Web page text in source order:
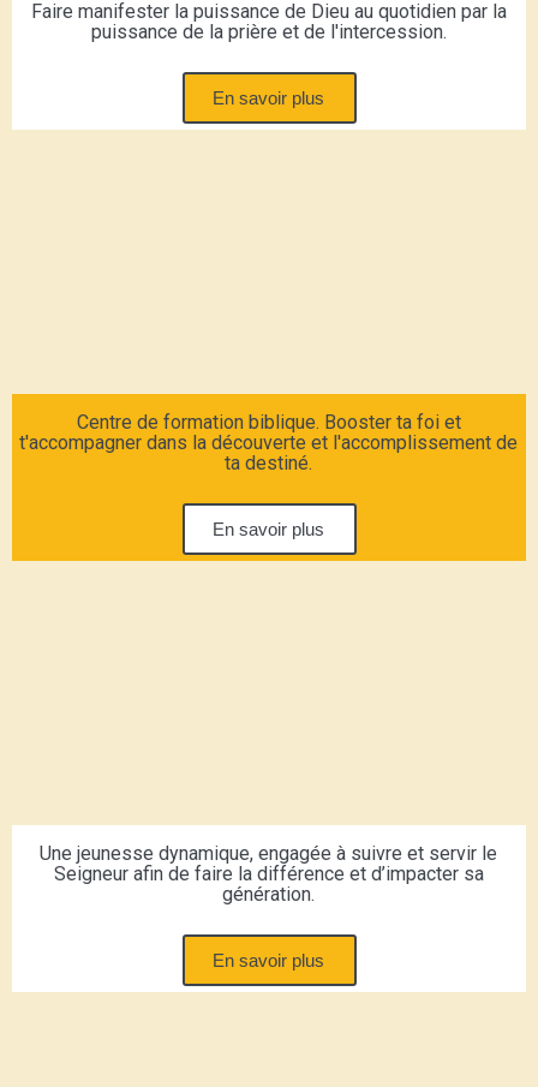
Faire manifester la puissance de Dieu au quotidien par la
puissance de la prière et de l'intercession.
En savoir plus
Centre de formation biblique. Booster ta foi et
t'accompagner dans la découverte et l'accomplissement de
ta destiné.
En savoir plus
Une jeunesse dynamique, engagée à suivre et servir le
Seigneur afin de faire la différence et d’impacter sa
génération.
En savoir plus